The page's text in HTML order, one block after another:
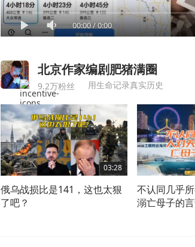
00:00/0:00
北京作家编剧肥猪满圈
9.2万粉丝 用生命记录真实历史
03:28
俄乌战损比是141，这也太狠
了吧？
不认同几乎
溺亡母子的